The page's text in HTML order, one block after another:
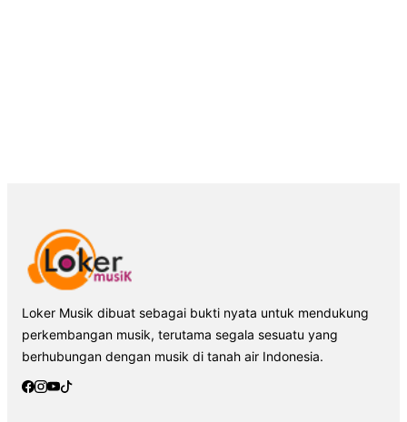
Loker Musik dibuat sebagai bukti nyata untuk mendukung
perkembangan musik, terutama segala sesuatu yang
berhubungan dengan musik di tanah air Indonesia.